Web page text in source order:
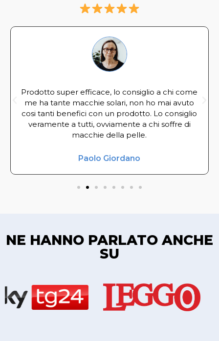
Prodotto super efficace, lo consiglio a chi come
me ha tante macchie solari, non ho mai avuto
cosi tanti benefici con un prodotto. Lo consiglio
veramente a tutti, ovviamente a chi soffre di
macchie della pelle.
Paolo Giordano
NE HANNO PARLATO ANCHE
SU